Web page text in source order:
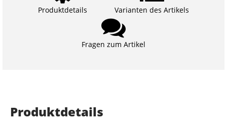
Produktdetails Varianten des Artikels
Fragen zum Artikel
Produktdetails